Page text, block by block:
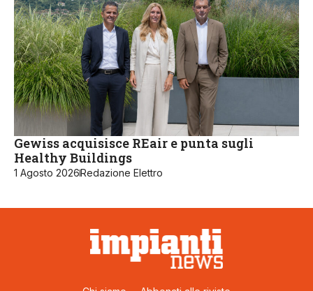
Gewiss acquisisce REair e punta sugli
Healthy Buildings
1 Agosto 2026Redazione Elettro